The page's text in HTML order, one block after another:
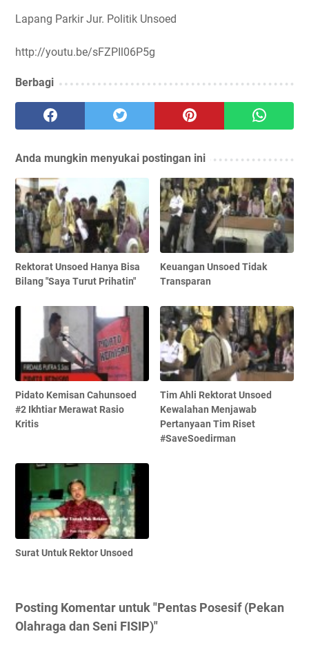
Lapang Parkir Jur. Politik Unsoed
http://youtu.be/sFZPIl06P5g
Berbagi
Anda mungkin menyukai postingan ini
Rektorat Unsoed Hanya Bisa
Bilang "Saya Turut Prihatin"
Keuangan Unsoed Tidak
Transparan
Pidato Kemisan Cahunsoed
#2 Ikhtiar Merawat Rasio
Kritis
Tim Ahli Rektorat Unsoed
Kewalahan Menjawab
Pertanyaan Tim Riset
#SaveSoedirman
Surat Untuk Rektor Unsoed
Posting Komentar untuk "Pentas Posesif (Pekan
Olahraga dan Seni FISIP)"